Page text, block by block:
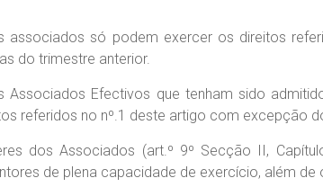
associados só podem exercer os direitos
do trimestre anterior.
Associados Efectivos que tenham sido
referidos no nº.1 deste artigo com excepção
dos Associados (art.º 9º Secção II,
de plena capacidade de exercício, além de